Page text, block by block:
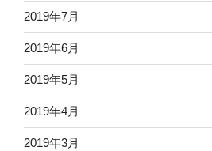
2019年7月
2019年6月
2019年5月
2019年4月
2019年3月